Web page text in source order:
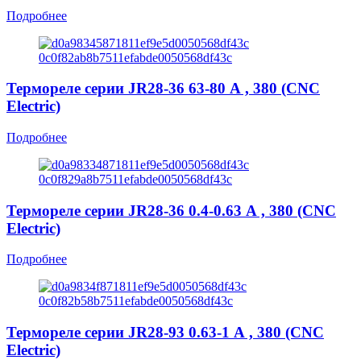
Подробнее
Термореле серии JR28-36 63-80 А , 380 (CNC
Electric)
Подробнее
Термореле серии JR28-36 0.4-0.63 А , 380 (CNC
Electric)
Подробнее
Термореле серии JR28-93 0.63-1 А , 380 (CNC
Electric)